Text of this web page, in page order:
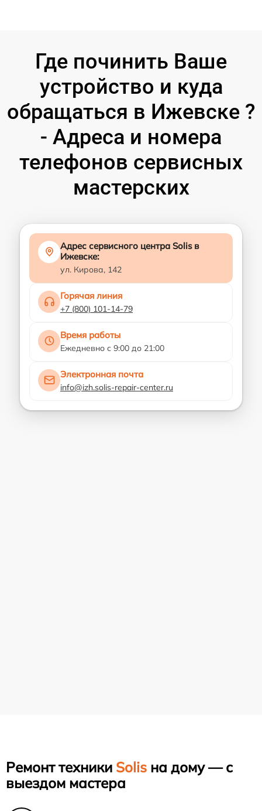
Где починить Ваше
устройство и куда
обращаться в Ижевске ?
- Адреса и номера
телефонов сервисных
мастерских
Адрес сервисного центра Solis в
Ижевске:
ул. Кирова, 142
Горячая линия
+7 (800) 101-14-79
Время работы
Ежедневно с 9:00 до 21:00
Электронная почта
info@izh.solis-repair-center.ru
Ремонт техники Solis на дому — с
выездом мастера